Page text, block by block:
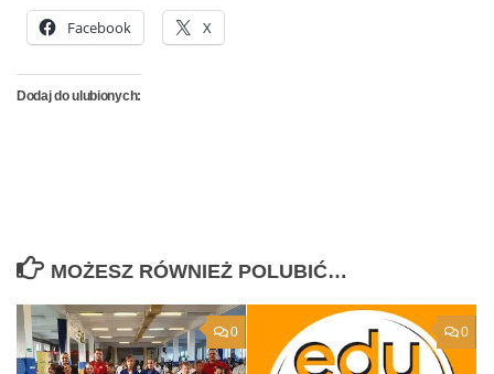
Facebook X
Dodaj do ulubionych:
MOŻESZ RÓWNIEŻ POLUBIĆ…
0 0